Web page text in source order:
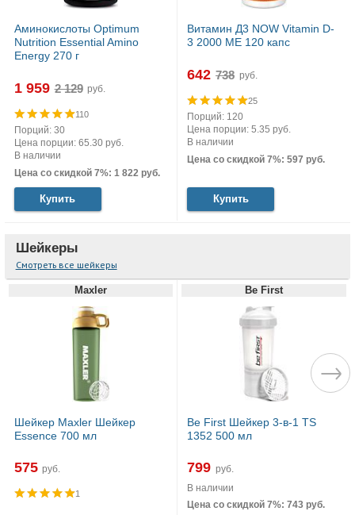
Аминокислоты Optimum
Nutrition Essential Amino
Energy 270 г
1 959 руб.
110
Порций: 30
Цена порции: 65.30 руб.
В наличии
Цена со скидкой 7%: 1 822 руб.
Купить
Витамин Д3 NOW Vitamin D-
3 2000 МЕ 120 капс
642 руб.
25
Порций: 120
Цена порции: 5.35 руб.
В наличии
Цена со скидкой 7%: 597 руб.
Купить
Шейкеры
Смотреть все шейкеры
Maxler
Шейкер Maxler Шейкер
Essence 700 мл
575 руб.
1
Be First
Be First Шейкер 3-в-1 TS
1352 500 мл
799 руб.
В наличии
Цена со скидкой 7%: 743 руб.